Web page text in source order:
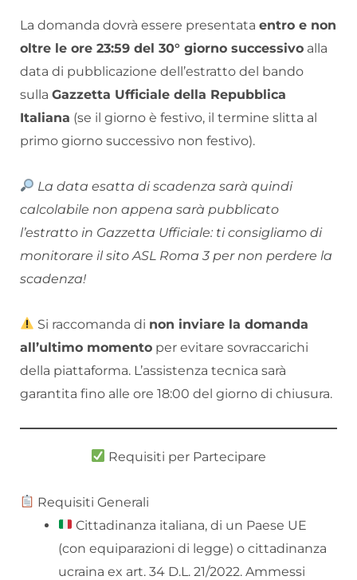
La domanda dovrà essere presentata entro e non
oltre le ore 23:59 del 30° giorno successivo alla
data di pubblicazione dell’estratto del bando
sulla Gazzetta Ufficiale della Repubblica
Italiana (se il giorno è festivo, il termine slitta al
primo giorno successivo non festivo).
La data esatta di scadenza sarà quindi
calcolabile non appena sarà pubblicato
l’estratto in Gazzetta Ufficiale: ti consigliamo di
monitorare il sito ASL Roma 3 per non perdere la
scadenza!
Si raccomanda di non inviare la domanda
all’ultimo momento per evitare sovraccarichi
della piattaforma. L’assistenza tecnica sarà
garantita fino alle ore 18:00 del giorno di chiusura.
Requisiti per Partecipare
Requisiti Generali
Cittadinanza italiana, di un Paese UE
(con equiparazioni di legge) o cittadinanza
ucraina ex art. 34 D.L. 21/2022. Ammessi